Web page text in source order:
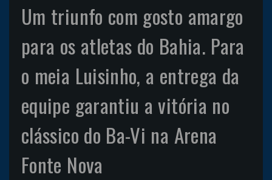
Um triunfo com gosto amargo
para os atletas do Bahia. Para
o meia Luisinho, a entrega da
equipe garantiu a vitória no
clássico do Ba-Vi na Arena
Fonte Nova